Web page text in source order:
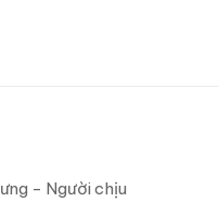
- Người chịu